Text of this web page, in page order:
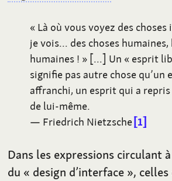
« Là où vous voyez des choses
je vois… des choses humaines,
humaines ! » […] Un « esprit
signifie pas autre chose qu’un
affranchi, un esprit qui a repris
de lui-même.
— Friedrich Nietzsche 1
Dans les expressions circulant
du « design d’interface », celles